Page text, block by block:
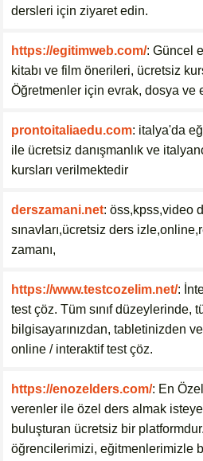
dersleri için ziyaret edin.
https://egitimweb.com/: Güncel
kitabı ve film önerileri, ücretsiz
Öğretmenler için evrak, dosya ve
prontoitaliaedu.com: italya'da
ile ücretsiz danışmanlık ve
kursları verilmektedir
derszamani.net: öss,kpss,video
sınavları,ücretsiz ders
zamanı,
https://www.testcozelim.net/:
test çöz. Tüm sınıf düzeylerinde,
bilgisayarınızdan, tabletinizden
online / interaktif test çöz.
https://enozelders.com/: En
verenler ile özel ders almak
buluşturan ücretsiz bir
öğrencilerimizi, eğitmenlerimizle